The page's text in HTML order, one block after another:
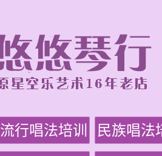
流行唱法培训 民族唱法